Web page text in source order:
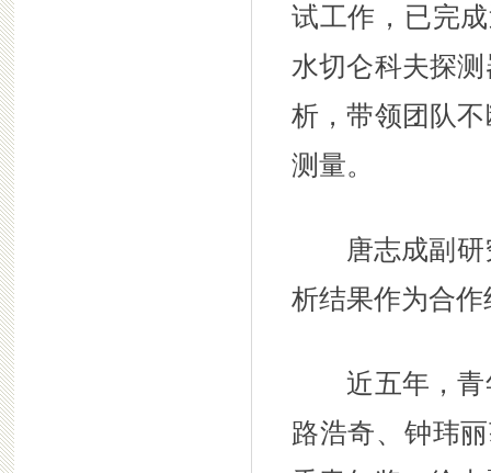
试工作，已完
水切仑科夫探
析，带领团队
测量。
唐志成副研究
析结果作为合
近五年，青
路浩奇、钟玮